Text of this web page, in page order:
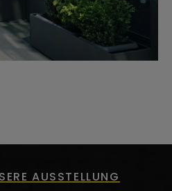
AUSSTELLUNG